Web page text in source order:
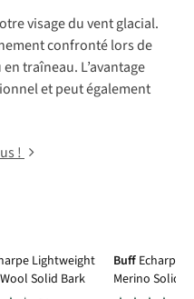
visage du vent glacial.
confronté lors de
traîneau. L’avantage
et peut également
!
Lightweight
Solid Bark
Buff Echarpe
Merino Solid